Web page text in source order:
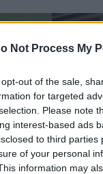
Not Process My
out of the sale,
for targeted
Please note
interest-based ads
to third
of your personal
information may
Krivickas
šlaunelių
su